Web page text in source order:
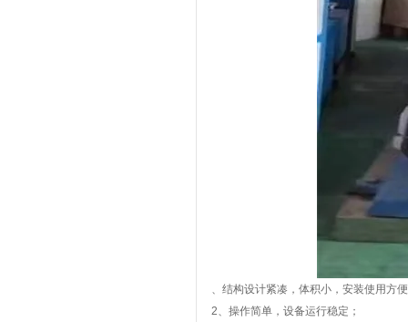
、结构设计紧凑，体积小，安装使用方
2、操作简单，设备运行稳定；